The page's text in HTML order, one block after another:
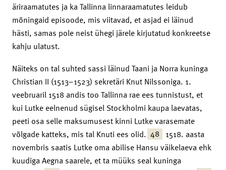
äriraamatutes ja ka Tallinna linnaraamatutes leidub
mõningaid episoode, mis viitavad, et asjad ei läinud
hästi, samas pole neist ühegi järele kirjutatud konkreetse
kahju ulatust.
Näiteks on tal suhted sassi läinud Taani ja Norra kuninga
Christian II (1513–1523) sekretäri Knut Nilssoniga. 1.
veebruaril 1518 andis too Tallinna rae ees tunnistust, et
kui Lutke eelnenud sügisel Stockholmi kaupa laevatas,
peeti osa selle maksumusest kinni Lutke varasemate
võlgade katteks, mis tal Knuti ees olid. 48 1518. aasta
novembris saatis Lutke oma abilise Hansu väikelaeva ehk
kuudiga Aegna saarele, et ta müüks seal kuninga